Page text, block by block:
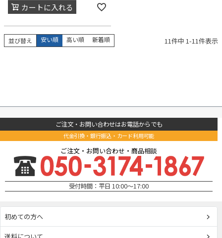
カートに入れる
並び替え 安い順 高い順 新着順 11件中 1-11件表示
ご注文・お問い合わせはお電話からでも
代金引換・銀行振込・カード利用可能
ご注文・お問い合わせ・商品相談
受付時間：平日 10:00～17:00
初めての方へ